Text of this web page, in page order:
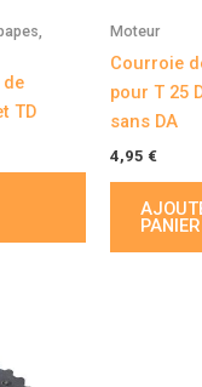
TD
Moteur
Courroie
pour T 25
sans DA
4,95 €
PANIER